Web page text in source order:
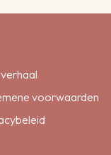
voorwaarden